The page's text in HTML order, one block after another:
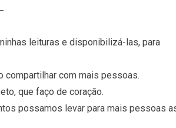
leituras e disponibilizá-las, para
compartilhar com mais pessoas.
que faço de coração.
possamos levar para mais pessoas